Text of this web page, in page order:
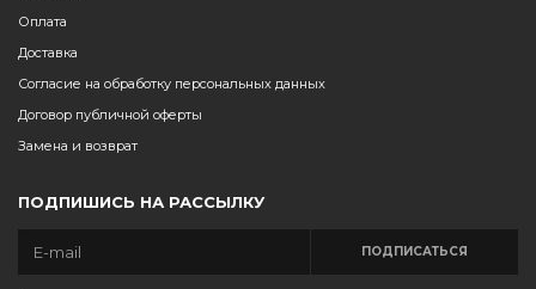
Оплата
Доставка
Согласие на обработку персональных данных
Договор публичной оферты
Замена и возврат
ПОДПИШИСЬ НА РАССЫЛКУ
ПОДПИСАТЬСЯ